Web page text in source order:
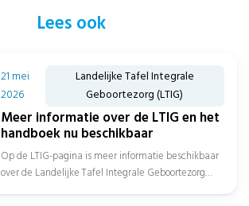
Lees ook
21 mei
2026
Landelijke Tafel Integrale
Geboortezorg (LTIG)
Meer informatie over de LTIG en het
handboek nu beschikbaar
Op de LTIG-pagina is meer informatie beschikbaar
over de Landelijke Tafel Integrale Geboortezorg